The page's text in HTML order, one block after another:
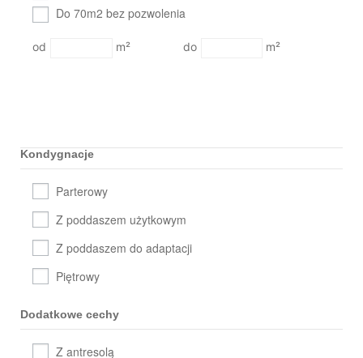
Do 70m2 bez pozwolenia
m² m²
Kondygnacje
Parterowy
Piętrowy
Z poddaszem do adaptacji
Z poddaszem użytkowym
Dodatkowe cechy
Z antresolą